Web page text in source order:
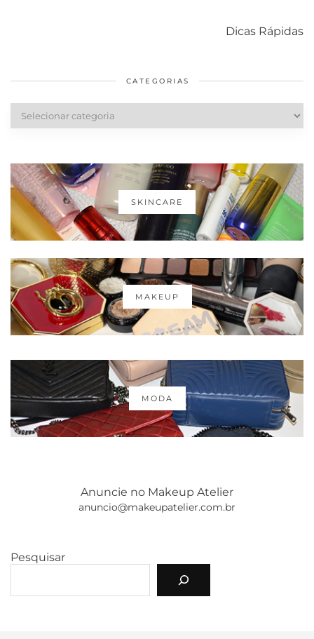
Dicas Rápidas
diários
cabelos
CATEGORIAS
Categorias
SKINCARE
MAKEUP
MODA
Anuncie no Makeup Atelier
anuncio@makeupatelier.com.br
Pesquisar